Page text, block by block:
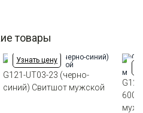
товары
Узнать цену
G121-UT03-23 (черно-
синий) Свитшот мужской